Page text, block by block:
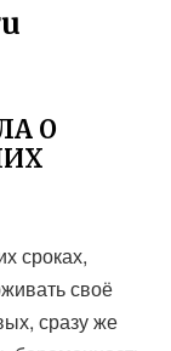
О
сроках,
своё
сразу же